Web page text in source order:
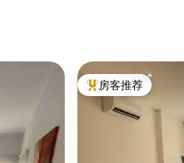
热门「房客推荐」
房客推荐